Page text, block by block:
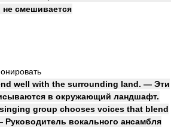
смешивается
well with the surrounding land. — Эти
в окружающий ландшафт.
group chooses voices that blend
вокального ансамбля